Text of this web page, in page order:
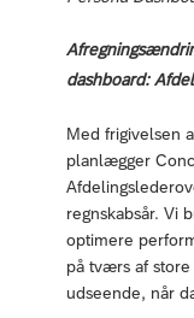
dashboard:
Med frigivelsen
planlægger
regnskabsår. Vi
optimere
på tværs af
udseende, når